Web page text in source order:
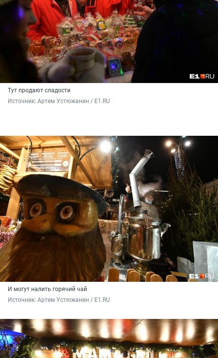
Тут продают сладости
Источник: Артем Устюжанин / E1.RU
И могут налить горячий чай
Источник: Артем Устюжанин / E1.RU